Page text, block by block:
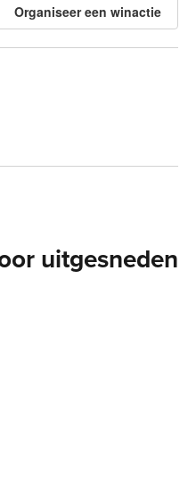
Organiseer een winactie
uitgesneden